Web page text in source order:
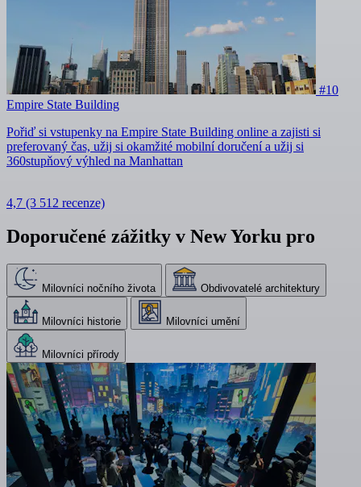
#10
Empire State Building
Pořiď si vstupenky na Empire State Building online a zajisti si
preferovaný čas, užij si okamžité mobilní doručení a užij si
360stupňový výhled na Manhattan
4,7 (3 512 recenze)
Doporučené zážitky v New Yorku pro
Milovníci nočního života Obdivovatelé architektury
Milovníci historie Milovníci umění
Milovníci přírody